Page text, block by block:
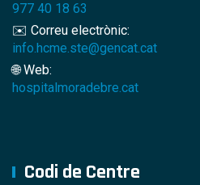
977 40 18 63
✉️ Correu electrònic:
info.hcme.ste@gencat.cat
🌐 Web:
hospitalmoradebre.cat
Codi de Centre